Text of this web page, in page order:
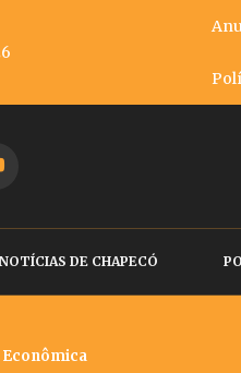
NOTÍCIAS DE CHAPECÓ